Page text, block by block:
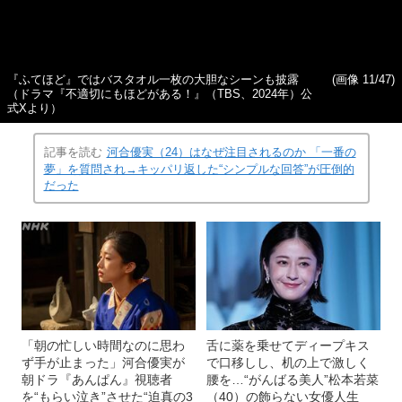
『ふてほど』ではバスタオル一枚の大胆なシーンも披露
（ドラマ『不適切にもほどがある！』（TBS、2024年）公
式Xより）
(画像 11/47)
記事を読む 河合優実（24）はなぜ注目されるのか 「一番の
夢」を質問され→キッパリ返した“シンプルな回答”が圧倒的
だった
「朝の忙しい時間なのに思わ
ず手が止まった」河合優実が
朝ドラ『あんぱん』視聴者
を“もらい泣き”させた“迫真の3
舌に薬を乗せてディープキス
で口移しし、机の上で激しく
腰を…“がんばる美人”松本若菜
（40）の飾らない女優人生